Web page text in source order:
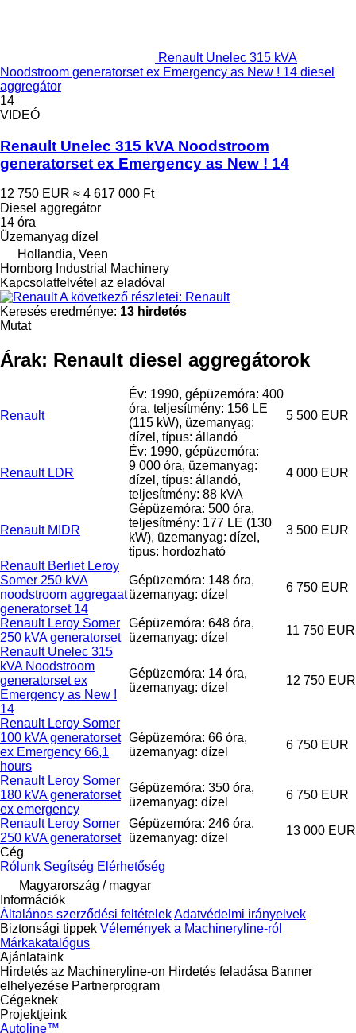
Renault Unelec 315 kVA
Noodstroom generatorset ex Emergency as New ! 14 diesel
aggregátor
14
VIDEÓ
Renault Unelec 315 kVA Noodstroom
generatorset ex Emergency as New ! 14
12 750 EUR ≈ 4 617 000 Ft
Diesel aggregátor
14 óra
Üzemanyag dízel
Hollandia, Veen
Homborg Industrial Machinery
Kapcsolatfelvétel az eladóval
A következő részletei: Renault
Keresés eredménye: 13 hirdetés
Mutat
Árak: Renault diesel aggregátorok
Renault
Év: 1990, gépüzemóra: 400
óra, teljesítmény: 156 LE
(115 kW), üzemanyag:
dízel, típus: állandó
5 500 EUR
Renault LDR
Év: 1990, gépüzemóra:
9 000 óra, üzemanyag:
dízel, típus: állandó,
teljesítmény: 88 kVA
4 000 EUR
Renault MIDR
Gépüzemóra: 500 óra,
teljesítmény: 177 LE (130
kW), üzemanyag: dízel,
típus: hordozható
3 500 EUR
Renault Berliet Leroy
Somer 250 kVA
noodstroom aggregaat
generatorset 14
Gépüzemóra: 148 óra,
üzemanyag: dízel
6 750 EUR
Renault Leroy Somer
250 kVA generatorset
Gépüzemóra: 648 óra,
üzemanyag: dízel
11 750 EUR
Renault Unelec 315
kVA Noodstroom
generatorset ex
Emergency as New !
14
Gépüzemóra: 14 óra,
üzemanyag: dízel
12 750 EUR
Renault Leroy Somer
100 kVA generatorset
ex Emergency 66,1
hours
Gépüzemóra: 66 óra,
üzemanyag: dízel
6 750 EUR
Renault Leroy Somer
180 kVA generatorset
ex emergency
Gépüzemóra: 350 óra,
üzemanyag: dízel
6 750 EUR
Renault Leroy Somer
250 kVA generatorset
Gépüzemóra: 246 óra,
üzemanyag: dízel
13 000 EUR
Cég
Rólunk Segítség Elérhetőség
Magyarország / magyar
Információk
Általános szerződési feltételekAdatvédelmi irányelvek
Biztonsági tippek Vélemények a Machineryline-ról
Márkakatalógus
Ajánlataink
Hirdetés az Machineryline-on Hirdetés feladása Banner
elhelyezése Partnerprogram
Cégeknek
Projektjeink
Autoline™